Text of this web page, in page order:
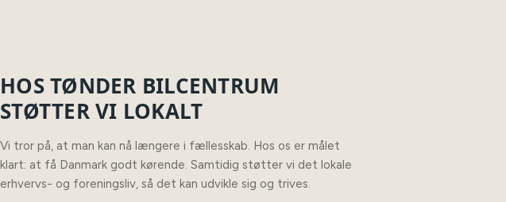
HOS TØNDER BILCENTRUM
STØTTER VI LOKALT
Vi tror på, at man kan nå længere i fællesskab. Hos os er målet
klart: at få Danmark godt kørende. Samtidig støtter vi det lokale
erhvervs- og foreningsliv, så det kan udvikle sig og trives.